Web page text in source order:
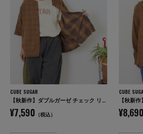
CUBE SUGAR
【秋新作】ダブルガーゼ チェック リバーシブル 5分袖 ドルマンシャツ
¥7,590 （税込）
CUBE
¥8,690